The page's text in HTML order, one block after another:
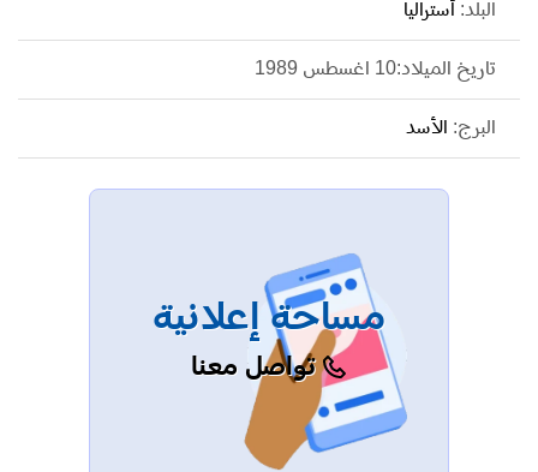
و(The Giver).
البلد: أستراليا
تاريخ الميلاد:10 اغسطس 1989
البرج: الأسد
مساحة إعلانية
تواصل معنا